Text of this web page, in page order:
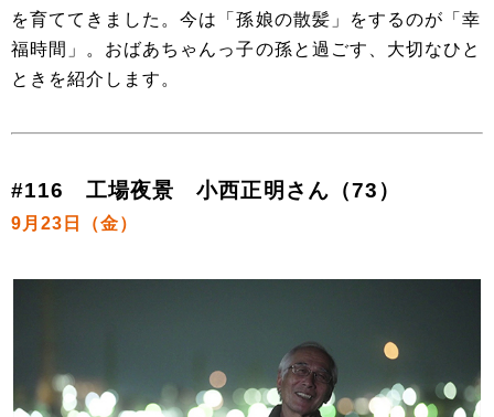
を育ててきました。今は「孫娘の散髪」をするのが「幸
福時間」。おばあちゃんっ子の孫と過ごす、大切なひと
ときを紹介します。
#116 工場夜景 小西正明さん（73）
9月23日（金）